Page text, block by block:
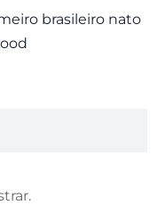
brasileiro nato